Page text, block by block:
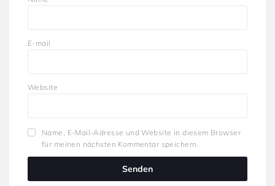
E-mail
Website
Name, E-Mail-Adresse und Website in diesem Browser
für meinen nächsten Kommentar speichern.